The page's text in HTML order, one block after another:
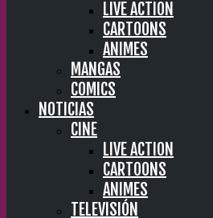
LIVE ACTION
CARTOONS
ANIMES
MANGAS
COMICS
NOTICIAS
CINE
LIVE ACTION
CARTOONS
ANIMES
TELEVISIÓN